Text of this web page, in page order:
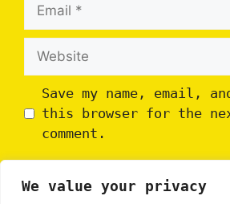
We value your privacy
Save my name, email,
this browser for the
comment.